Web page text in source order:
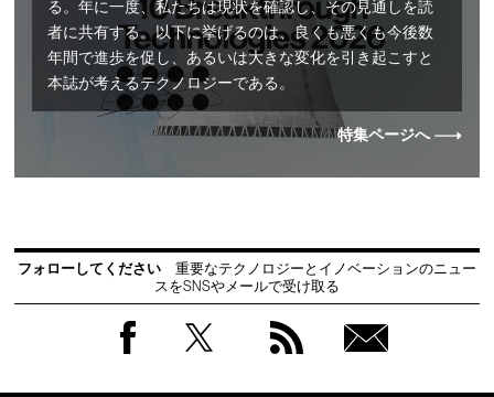
る。年に一度、私たちは現状を確認し、その見通しを読
者に共有する。以下に挙げるのは、良くも悪くも今後数
年間で進歩を促し、あるいは大きな変化を引き起こすと
本誌が考えるテクノロジーである。
特集ページへ
フォローしてください
重要なテクノロジーとイノベーションのニュー
スをSNSやメールで受け取る